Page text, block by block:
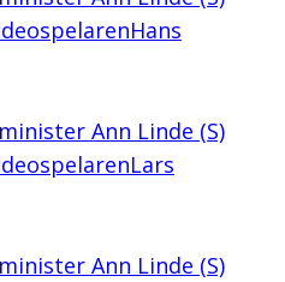
Hans
Ann Linde (S)
Lars
Ann Linde (S)